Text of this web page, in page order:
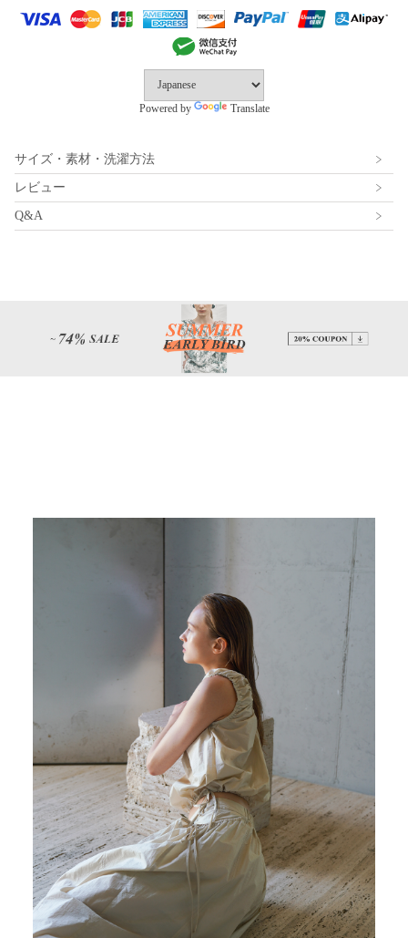
Powered by Translate
サイズ・素材・洗濯方法
レビュー
Q&A